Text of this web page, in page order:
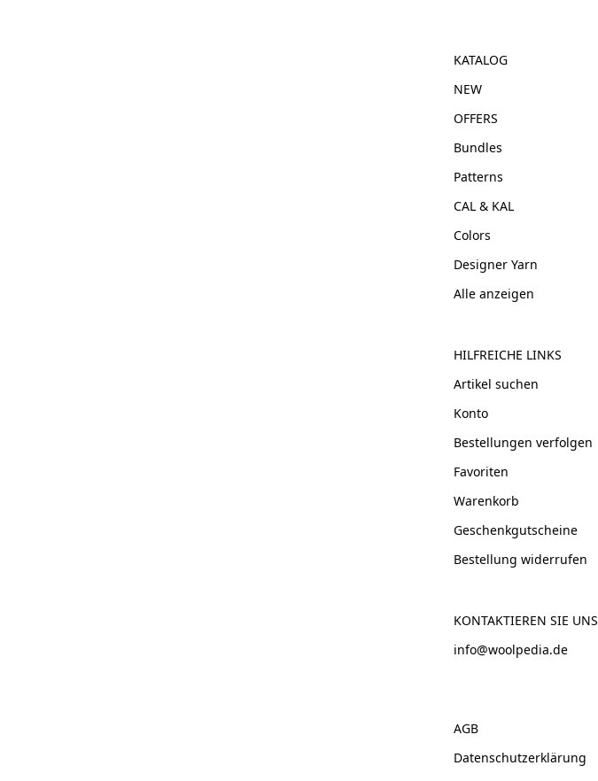
KATALOG
NEW
OFFERS
Bundles
Patterns
CAL & KAL
Colors
Designer Yarn
Alle anzeigen
HILFREICHE LINKS
Artikel suchen
Konto
Bestellungen verfolgen
Favoriten
Warenkorb
Geschenkgutscheine
Bestellung widerrufen
KONTAKTIEREN SIE UNS
info@woolpedia.de
AGB
Datenschutzerklärung